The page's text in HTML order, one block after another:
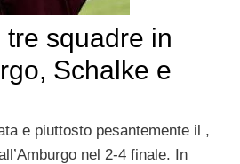
squadre in
Schalke e
e piuttosto pesantemente il ,
nel 2-4 finale. In